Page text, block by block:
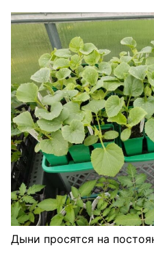
Дыни просятся на